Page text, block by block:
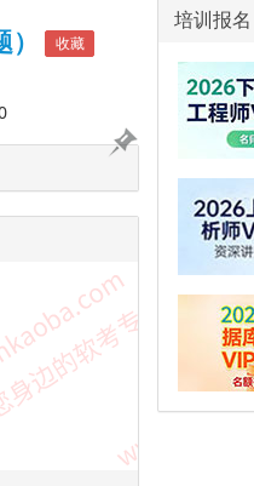
收藏
培训报名